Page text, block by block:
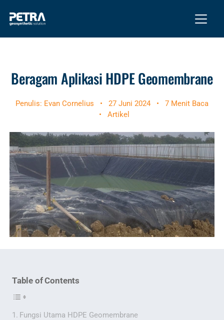
Beragam Aplikasi HDPE Geomembrane
Penulis: Evan Cornelius • 27 Juni 2024 •
7 Menit Baca
•
Artikel
Table of Contents
Fungsi Utama HDPE Geomembrane